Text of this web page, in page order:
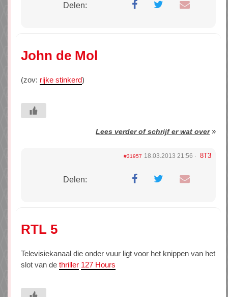
Delen:
John de Mol
(zov: rijke stinkerd)
Lees verder of schrijf er wat over»
#31957 18.03.2013 21:56 8T3
Delen:
RTL 5
Televisiekanaal die onder vuur ligt voor het knippen van het
slot van de thriller 127 Hours